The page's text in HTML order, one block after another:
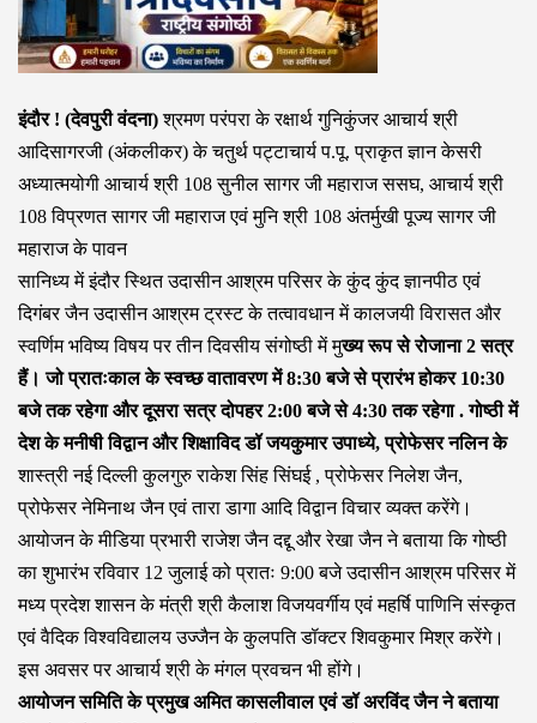
इंदौर ! (देवपुरी वंदना)श्रमण परंपरा के रक्षार्थ गुनिकुंजर आचार्य श्री
आदिसागरजी (अंकलीकर) के चतुर्थ पट्टाचार्य प.पू. प्राकृत ज्ञान केसरी
अध्यात्मयोगी आचार्य श्री 108 सुनील सागर जी महाराज ससघ, आचार्य श्री
108 विप्रणत सागर जी महाराज एवं मुनि श्री 108 अंतर्मुखी पूज्य सागर जी
महाराज के पावन
सानिध्य में इंदौर स्थित उदासीन आश्रम परिसर के कुंद कुंद ज्ञानपीठ एवं
दिगंबर जैन उदासीन आश्रम ट्रस्ट के तत्वावधान में कालजयी विरासत और
स्वर्णिम भविष्य विषय पर तीन दिवसीय संगोष्ठी में मुख्य रूप से रोजाना 2 सत्र
हैं। जो प्रातःकाल के स्वच्छ वातावरण में 8:30 बजे से प्रारंभ होकर 10:30
बजे तक रहेगा और दूसरा सत्र दोपहर 2:00 बजे से 4:30 तक रहेगा . गोष्ठी में
देश के मनीषी विद्वान और शिक्षाविद डॉ जयकुमार उपाध्ये, प्रोफेसर नलिन के
शास्त्री नई दिल्ली कुलगुरु राकेश सिंह सिंघई , प्रोफेसर निलेश जैन,
प्रोफेसर नेमिनाथ जैन एवं तारा डागा आदि विद्वान विचार व्यक्त करेंगे।
आयोजन के मीडिया प्रभारी राजेश जैन दद्दू और रेखा जैन ने बताया कि गोष्ठी
का शुभारंभ रविवार 12 जुलाई को प्रातः 9:00 बजे उदासीन आश्रम परिसर में
मध्य प्रदेश शासन के मंत्री श्री कैलाश विजयवर्गीय एवं महर्षि पाणिनि संस्कृत
एवं वैदिक विश्वविद्यालय उज्जैन के कुलपति डॉक्टर शिवकुमार मिश्र करेंगे।
इस अवसर पर आचार्य श्री के मंगल प्रवचन भी होंगे।
आयोजन समिति के प्रमुख अमित कासलीवाल एवं डॉ अरविंद जैन ने बताया